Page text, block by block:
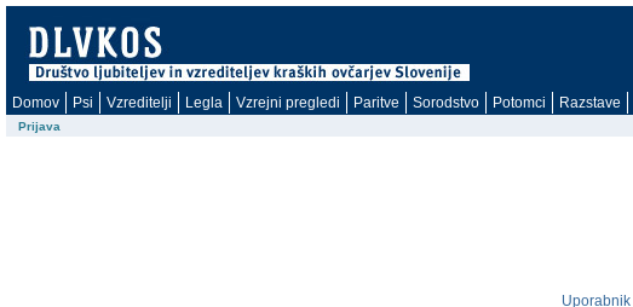
Domov Psi Vzreditelji Legla Vzrejni pregledi Paritve Sorodstvo Potomci Razstave
Prijava
Uporabnik